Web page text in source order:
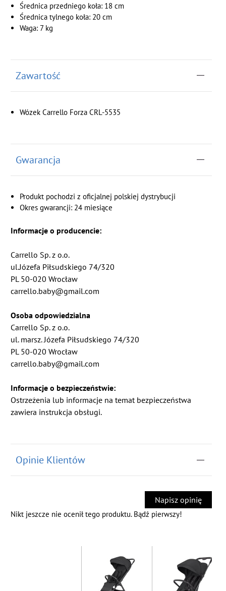
Średnica przedniego koła: 18 cm
Średnica tylnego koła: 20 cm
Waga: 7 kg
Zawartość
Wózek Carrello Forza CRL-5535
Gwarancja
Produkt pochodzi z oficjalnej polskiej dystrybucji
Okres gwarancji: 24 miesiące
Informacje o producencie:
Carrello Sp. z o.o.
ul.Józefa Piłsudskiego 74/320
PL 50-020 Wrocław
carrello.baby@gmail.com
Osoba odpowiedzialna
Carrello Sp. z o.o.
ul. marsz. Józefa Piłsudskiego 74/320
PL 50-020 Wrocław
carrello.baby@gmail.com
Informacje o bezpieczeństwie:
Ostrzeżenia lub informacje na temat bezpieczeństwa
zawiera instrukcja obsługi.
Opinie Klientów
Napisz opinię
Nikt jeszcze nie ocenił tego produktu. Bądź pierwszy!